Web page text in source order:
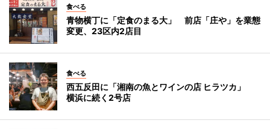
食べる
青物横丁に「定食のまる大」 前店「庄や」を業態
変更、23区内2店目
食べる
西五反田に「湘南の魚とワインの店 ヒラツカ」
横浜に続く2号店